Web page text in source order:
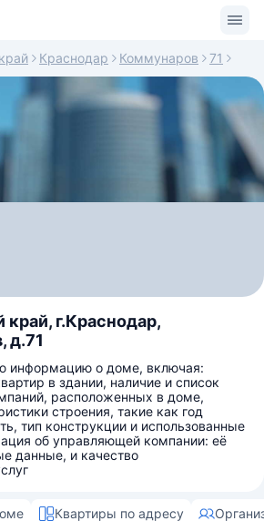
Краснодар Коммунаров 71
г.Краснодар,
д.71
информацию о доме, включая:
в здании, наличие и список
расположенных в доме,
строения, такие как год
тип конструкции и использованные
об управляющей компании: её
данные, и качество
Квартиры по адресу